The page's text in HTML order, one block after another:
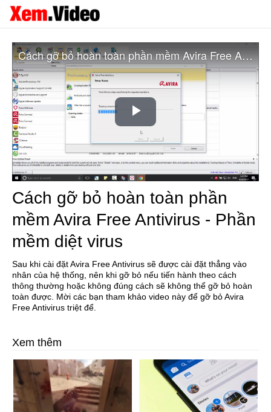
Play
Video
Cách gỡ bỏ hoàn toàn phần mềm Avira Free Antivirus - Phần mềm diệt virus
Cách gỡ bỏ hoàn toàn phần
mềm Avira Free Antivirus - Phần
mềm diệt virus
Sau khi cài đặt Avira Free Antivirus sẽ được cài đặt thẳng vào
nhân của hệ thống, nên khi gỡ bỏ nếu tiến hành theo cách
thông thường hoặc không đúng cách sẽ không thể gỡ bỏ hoàn
toàn được. Mời các bạn tham khảo video này để gỡ bỏ Avira
Free Antivirus triệt để.
Xem thêm